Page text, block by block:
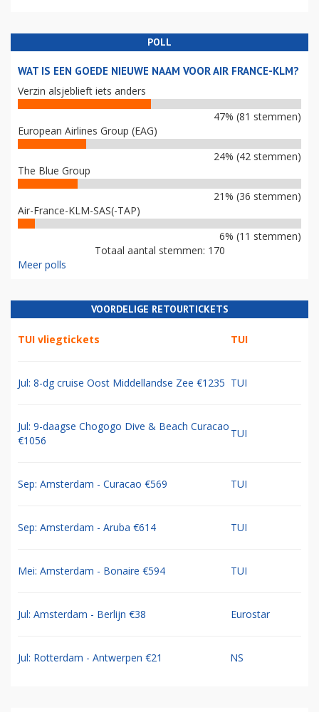
POLL
WAT IS EEN GOEDE NIEUWE NAAM VOOR AIR FRANCE-KLM?
Verzin alsjeblieft iets anders
47% (81 stemmen)
European Airlines Group (EAG)
24% (42 stemmen)
The Blue Group
21% (36 stemmen)
Air-France-KLM-SAS(-TAP)
6% (11 stemmen)
Totaal aantal stemmen: 170
Meer polls
VOORDELIGE RETOURTICKETS
TUI vliegtickets TUI
Jul: 8-dg cruise Oost Middellandse Zee €1235 TUI
Jul: 9-daagse Chogogo Dive & Beach Curacao
€1056
TUI
Sep: Amsterdam - Curacao €569 TUI
Sep: Amsterdam - Aruba €614 TUI
Mei: Amsterdam - Bonaire €594 TUI
Jul: Amsterdam - Berlijn €38 Eurostar
Jul: Rotterdam - Antwerpen €21 NS